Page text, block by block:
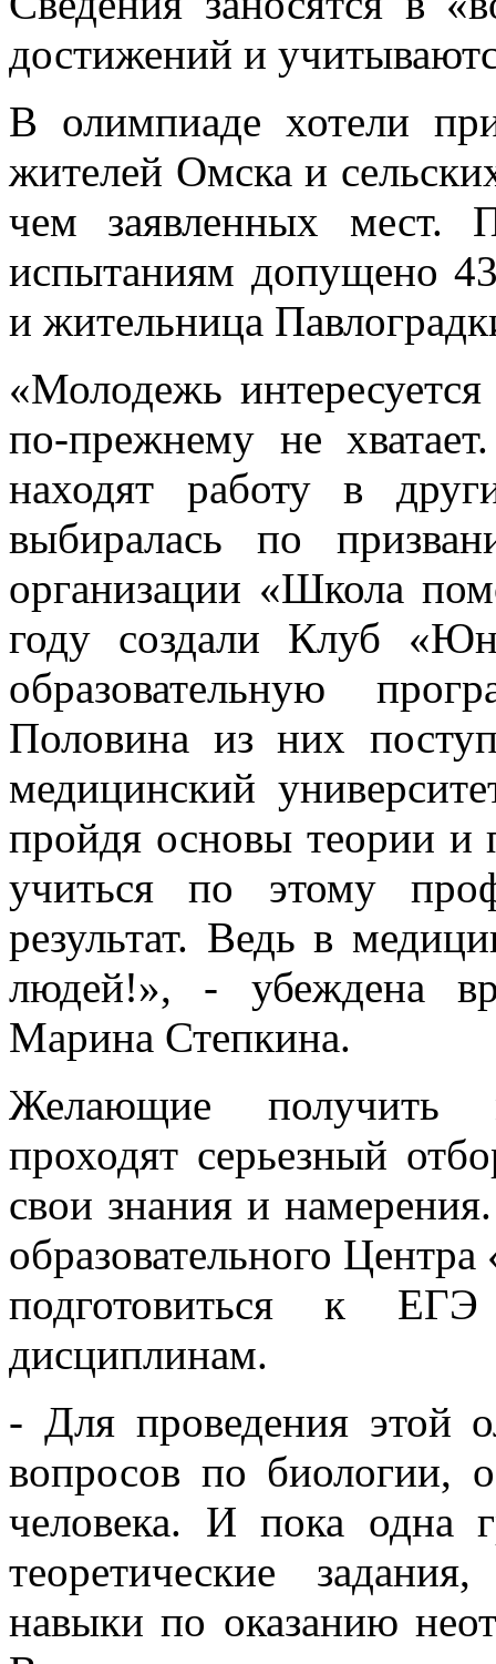
достижений и
В олимпиаде хотели
жителей Омска и
чем заявленных мест.
испытаниям допущено
и жительница
«Молодежь
по-прежнему не
находят работу в
выбиралась по
организации «Школа
году создали Клуб
образовательную
Половина из них
медицинский
пройдя основы теории и
учиться по этому
результат. Ведь в
людей!», - убеждена
Марина Степкина.
Желающие получить
проходят серьезный
свои знания и
образовательного
подготовиться к
дисциплинам.
- Для проведения этой
вопросов по биологии,
человека. И пока одна
теоретические
навыки по оказанию